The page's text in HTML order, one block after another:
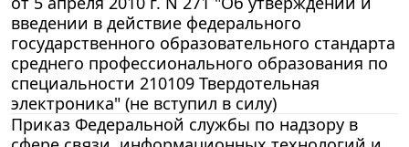
введении в действие федерального
государственного образовательного стандарта
среднего профессионального образования по
специальности 210109 Твердотельная
электроника" (не вступил в силу)
Приказ Федеральной службы по надзору в